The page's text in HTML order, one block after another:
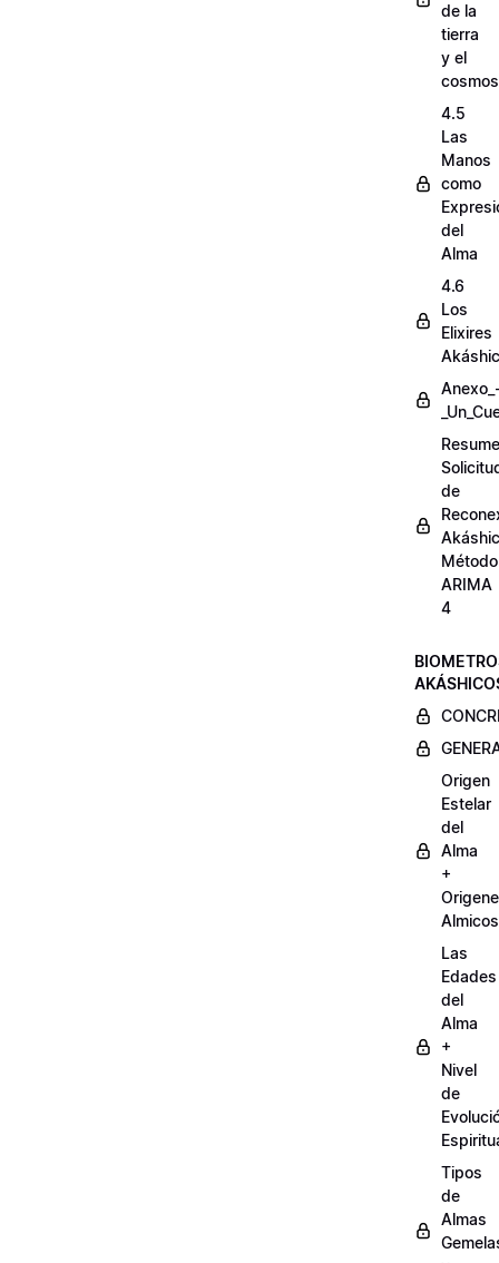
de la
tierra
y el
cosmos
4.5
Las
Manos
como
del
Alma
4.6
Los
Elixires
de
Método
ARIMA
4
Origen
Estelar
del
Alma
+
Almicos
Las
Edades
del
Alma
+
Nivel
de
Tipos
de
Almas